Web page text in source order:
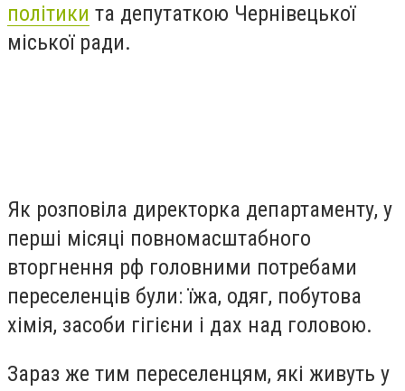
політики та депутаткою Чернівецької
міської ради.
Як розповіла директорка департаменту, у
перші місяці повномасштабного
вторгнення рф головними потребами
переселенців були: їжа, одяг, побутова
хімія, засоби гігієни і дах над головою.
Зараз же тим переселенцям, які живуть у